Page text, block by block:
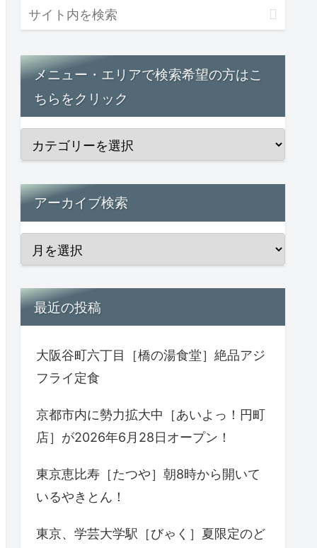
メニュー・エリアで検索希望の方はこ
ちらをクリック
アーカイブ検索
最近の投稿
大阪谷町六丁目［橋の湯食堂］絶品アジ
フライ定食
京都市内に勢力拡大中［あいよっ！円町
店］が2026年6月28日オープン！
東京恵比寿［たつや］朝8時から開いて
いるやきとん！
東京、学芸大学駅［びゃく］夏限定のど